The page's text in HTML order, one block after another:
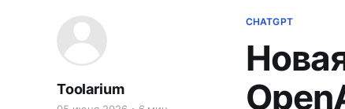
CHATGPT
Toolarium